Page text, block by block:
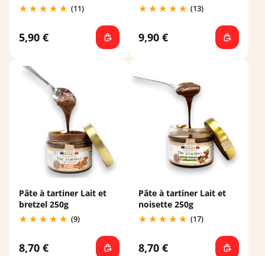
(11)
5,90 €
(13)
9,90 €
Pâte à tartiner Lait et
bretzel 250g
(9)
8,70 €
Pâte à tartiner Lait et
noisette 250g
(17)
8,70 €